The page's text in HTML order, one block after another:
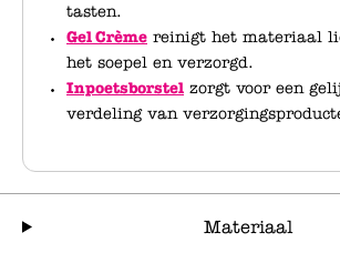
tasten.
Gel Crème reinigt het materiaal
het soepel en verzorgd.
Inpoetsborstel zorgt voor een
verdeling van
Materiaal